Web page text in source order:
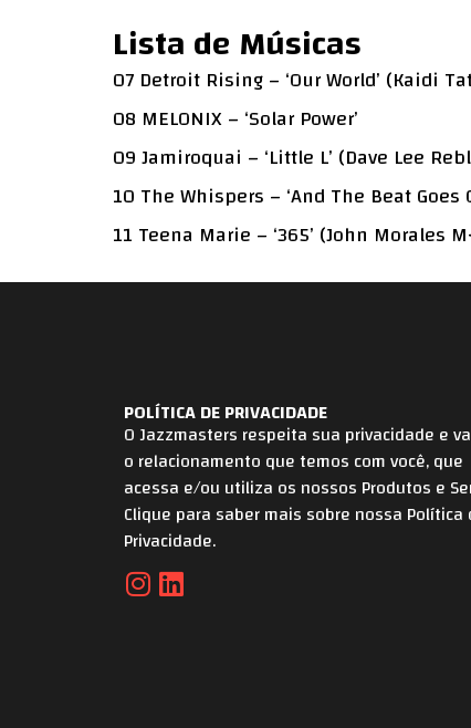
Lista de Músicas
07 Detroit Rising – ‘Our World’ (Kaidi
08 MELONIX – ‘Solar Power’
09 Jamiroquai – ‘Little L’ (Dave Lee
10 The Whispers – ‘And The Beat Goes
11 Teena Marie – ‘365’ (John Morales
POLÍTICA DE PRIVACIDADE
O Jazzmasters respeita sua privacidade e
o relacionamento que temos com você, que
acessa e/ou utiliza os nossos Produtos e
Clique para saber mais sobre nossa Política
Privacidade.